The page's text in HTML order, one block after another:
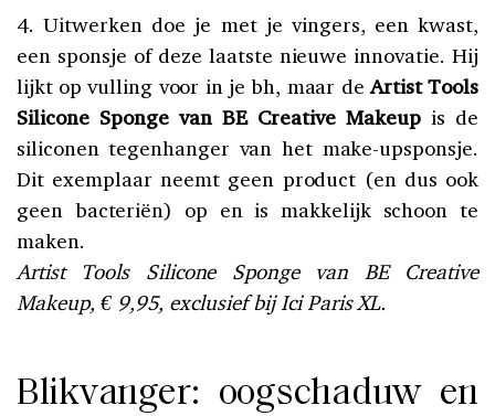
4. Uitwerken doe je met je vingers, een kwast,
een sponsje of deze laatste nieuwe innovatie. Hij
lijkt op vulling voor in je bh, maar deArtist Tools
Silicone Sponge van BE Creative Makeupis de
siliconen tegenhanger van het make-upsponsje.
Dit exemplaar neemt geen product (en dus ook
geen bacteriën) op en is makkelijk schoon te
maken.
Artist Tools Silicone Sponge van BE Creative
Makeup, € 9,95, exclusief bij Ici Paris XL.
Blikvanger: oogschaduw en